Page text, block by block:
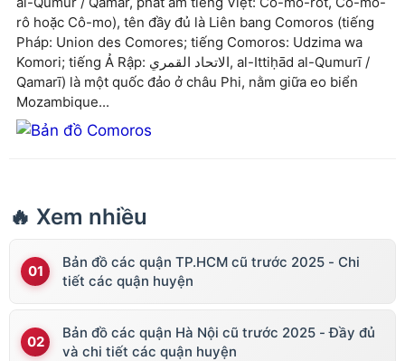
rô hoặc Cô-mo), tên đầy đủ là Liên bang Comoros (tiếng
Pháp: Union des Comores; tiếng Comoros: Udzima wa
Komori; tiếng Ả Rập: الاتحاد القمري‎, al-Ittiḥād al-Qumurī /
Qamarī) là một quốc đảo ở châu Phi, nằm giữa eo biển
Mozambique...
🔥 Xem nhiều
Bản đồ các quận TP.HCM cũ trước 2025 - Chi
tiết các quận huyện
Bản đồ các quận Hà Nội cũ trước 2025 - Đầy đủ
và chi tiết các quận huyện